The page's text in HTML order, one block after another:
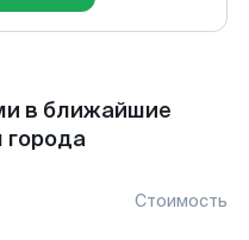
в ближайшие
города
Стоимость